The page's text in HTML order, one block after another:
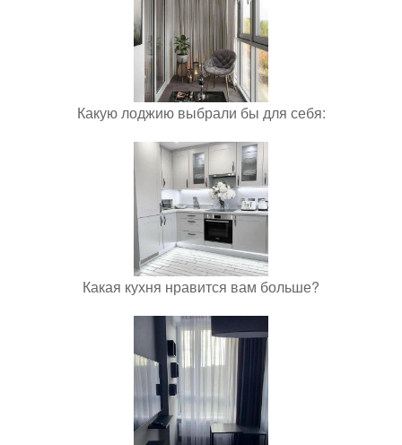
Какую лоджию выбрали бы для себя:
Какая кухня нравится вам больше?